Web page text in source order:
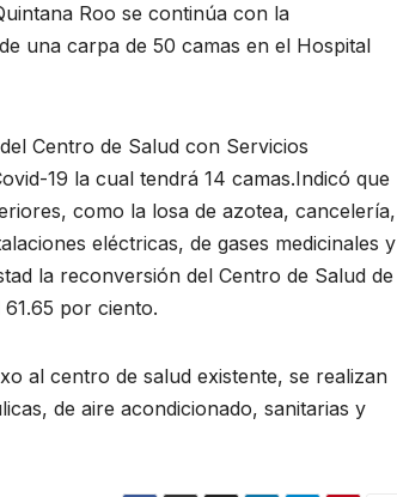
Roo se continúa con la
una carpa de 50 camas en el Hospital
Centro de Salud con Servicios
19 la cual tendrá 14 camas.Indicó que
como la losa de azotea, cancelería,
eléctricas, de gases medicinales y
la reconversión del Centro de Salud de
por ciento.
al centro de salud existente, se realizan
de aire acondicionado, sanitarias y